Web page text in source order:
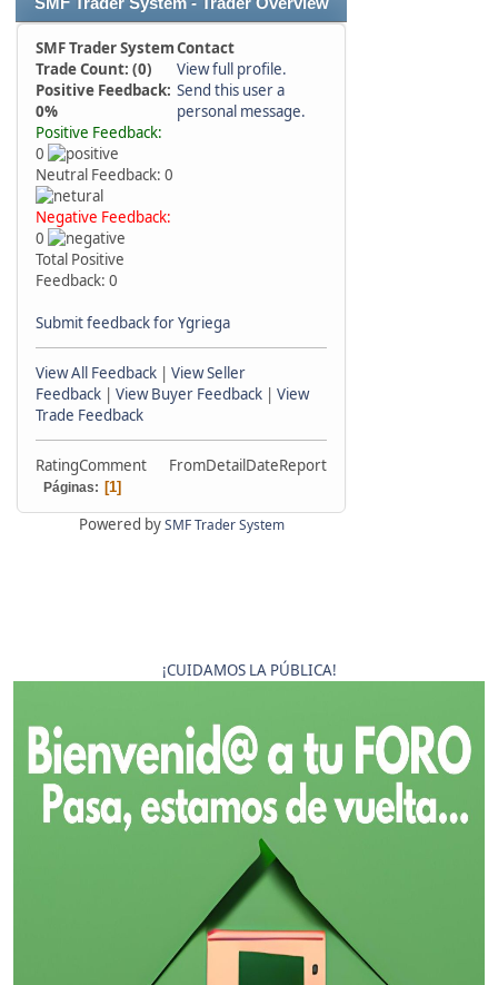
SMF Trader SystemContact
Trade Count: (0)
View full profile.
Positive Feedback:
0%
Send this user a
personal message.
Positive Feedback:
0
Neutral Feedback: 0
Negative Feedback:
0
Total Positive
Feedback: 0
Submit feedback for Ygriega
View All Feedback | View Seller
Feedback | View Buyer Feedback | View
Trade Feedback
RatingComment FromDetailDateReport
Páginas 1
Powered bySMF Trader System
¡CUIDAMOS LA PÚBLICA!